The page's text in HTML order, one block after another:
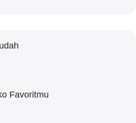
Favoritmu